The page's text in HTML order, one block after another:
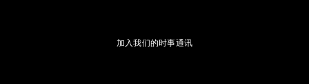
加入我们的时事通讯